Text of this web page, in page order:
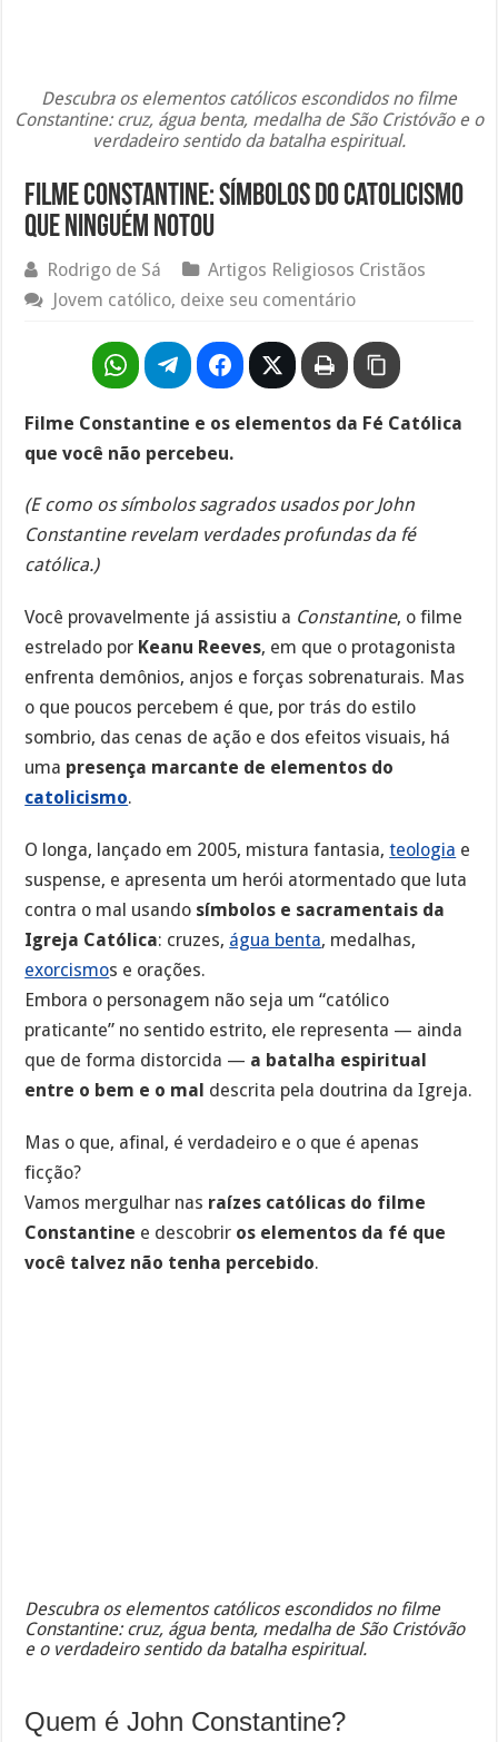
Descubra os elementos católicos escondidos no filme
Constantine: cruz, água benta, medalha de São Cristóvão e o
verdadeiro sentido da batalha espiritual.
Filme Constantine: Símbolos do catolicismo
que ninguém notou
Rodrigo de Sá
Artigos Religiosos Cristãos
Jovem católico, deixe seu comentário
Filme Constantine e os elementos da Fé Católica
que você não percebeu.
(E como os símbolos sagrados usados por John
Constantine revelam verdades profundas da fé
católica.)
Você provavelmente já assistiu a Constantine, o filme
estrelado por Keanu Reeves, em que o protagonista
enfrenta demônios, anjos e forças sobrenaturais. Mas
o que poucos percebem é que, por trás do estilo
sombrio, das cenas de ação e dos efeitos visuais, há
uma presença marcante de elementos do
catolicismo.
O longa, lançado em 2005, mistura fantasia,teologia e
suspense, e apresenta um herói atormentado que luta
contra o mal usando símbolos e sacramentais da
Igreja Católica: cruzes, água benta, medalhas,
exorcismos e orações.
Embora o personagem não seja um “católico
praticante” no sentido estrito, ele representa — ainda
que de forma distorcida — a batalha espiritual
entre o bem e o mal descrita pela doutrina da Igreja.
Mas o que, afinal, é verdadeiro e o que é apenas
ficção?
Vamos mergulhar nas raízes católicas do filme
Constantine e descobrir os elementos da fé que
você talvez não tenha percebido.
Descubra os elementos católicos escondidos no filme
Constantine: cruz, água benta, medalha de São Cristóvão
e o verdadeiro sentido da batalha espiritual.
Quem é John Constantine?